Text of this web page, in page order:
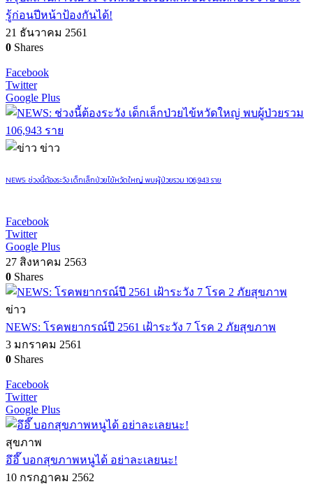
รู้ก่อนปีหน้าป้องกันได้!
21 ธันวาคม 2561
0 Shares
Facebook
Twitter
Google Plus
ข่าว
NEWS: ช่วงนี้ต้องระวัง เด็กเล็กป่วยไข้หวัดใหญ่ พบผู้ป่วยรวม 106,943 ราย
Facebook
Twitter
Google Plus
27 สิงหาคม 2563
0 Shares
ข่าว
NEWS: โรคพยากรณ์ปี 2561 เฝ้าระวัง 7 โรค 2 ภัยสุขภาพ
3 มกราคม 2561
0 Shares
Facebook
Twitter
Google Plus
สุขภาพ
อึอึ๊ บอกสุขภาพหนูได้ อย่าละเลยนะ!
10 กรกฏาคม 2562